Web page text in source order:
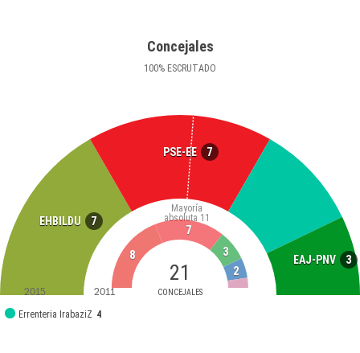
Concejales
100% ESCRUTADO
EHBILDU 7
PSE-EE 7
EAJ-PNV 3
21
CONCEJALES
Mayoría
absoluta 11
Errenteria IrabaziZ 4
8
7
3
2
2015 2011